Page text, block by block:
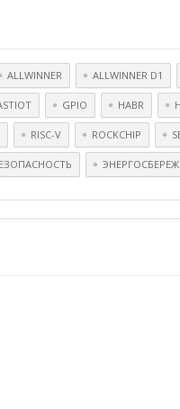
ALLWINNER ALLWINNER D1
GPIO HABR
RISC-V ROCKCHIP